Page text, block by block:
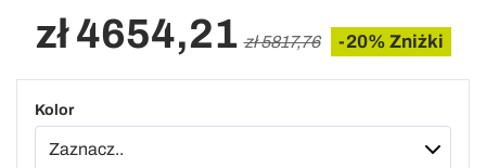
zł 4654,21 zł 5817,76 -20% Zniżki
Kolor